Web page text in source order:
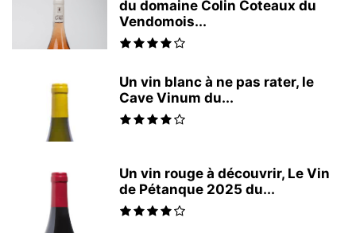
du domaine Colin Coteaux du
Vendomois...
Un vin blanc à ne pas rater, le
Cave Vinum du...
Un vin rouge à découvrir, Le Vin
de Pétanque 2025 du...